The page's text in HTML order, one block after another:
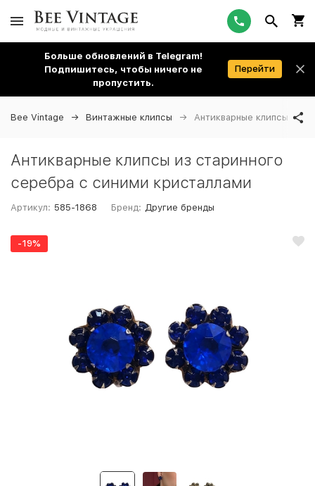
Больше обновлений в Telegram!
Подпишитесь, чтобы ничего не
пропустить.
Перейти
Bee Vintage Винтажные клипсы Антикварные клипсы из
Антикварные клипсы из старинного
серебра с синими кристаллами
Артикул: 585-1868 Бренд: Другие бренды
-19%